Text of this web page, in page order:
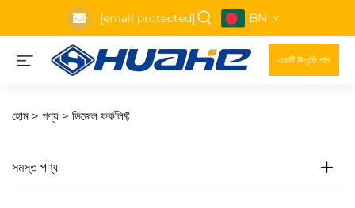
[email protected] BN
একটি উদ্ধৃতি পান
হোম > পণ্য > ডিজেল ফর্কলিফ্ট
সমস্ত পণ্য